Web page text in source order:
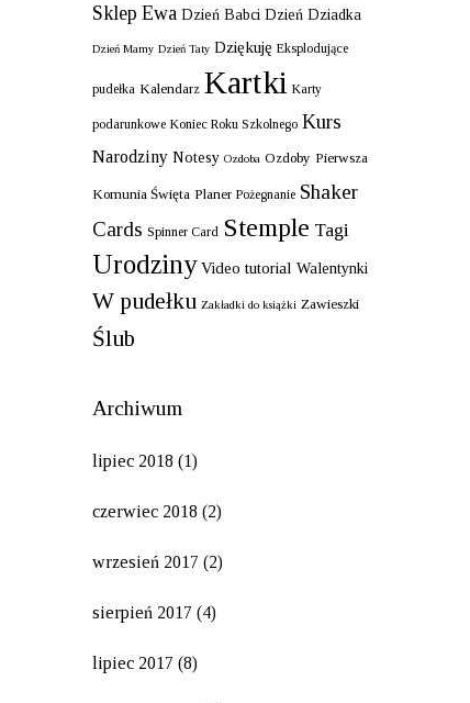
Sklep Ewa Dzień Babci Dzień Dziadka
Dzień Mamy Dzień Taty Dziękuję Eksplodujące
pudełka Kalendarz Kartki Karty
podarunkowe Koniec Roku Szkolnego Kurs
Narodziny Notesy Ozdoba Ozdoby Pierwsza
Komunia Święta Planer Pożegnanie Shaker
Cards Spinner Card Stemple Tagi
Urodziny Video tutorial Walentynki
W pudełku Zakładki do książki Zawieszki
Ślub
Archiwum
lipiec 2018 (1)
czerwiec 2018 (2)
wrzesień 2017 (2)
sierpień 2017 (4)
lipiec 2017 (8)